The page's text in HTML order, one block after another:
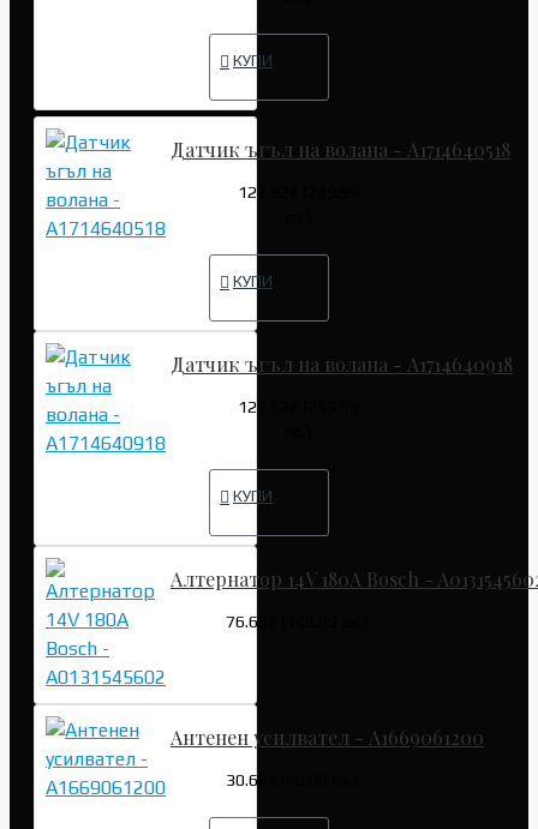
КУПИ
Датчик ъгъл на волана - A1714640518
127.82€ (249.99
КУПИ
Датчик ъгъл на волана - A1714640918
127.82€ (249.99
КУПИ
Алтернатор 14V 180A Bosch -
76.69€ (149.99 лв.)
Антенен усилвател - A1669061200
30.68€ (60.00 лв.)